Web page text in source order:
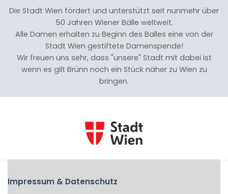
Die Stadt Wien fördert und unterstützt seit nunmehr über
50 Jahren Wiener Bälle weltweit.
Alle Damen erhalten zu Beginn des Balles eine von der
Stadt Wien gestiftete Damenspende!
Wir freuen uns sehr, dass "unsere" Stadt mit dabei ist
wenn es gilt Brünn noch ein Stück näher zu Wien zu
bringen.
Impressum & Datenschutz